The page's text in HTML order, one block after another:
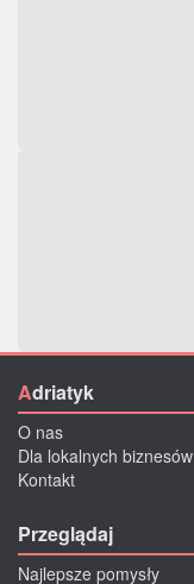
Adriatyk
O nas
Dla lokalnych biznesów
Kontakt
Przeglądaj
Najlepsze pomysły